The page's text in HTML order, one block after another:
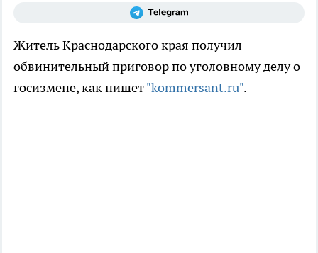
Житель Краснодарского края получил
обвинительный приговор по уголовному делу о
госизмене, как пишет"kommersant.ru".